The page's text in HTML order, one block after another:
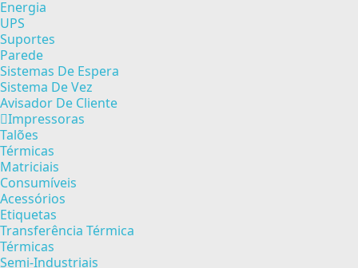
Energia
UPS
Suportes
Parede
Sistemas De Espera
Sistema De Vez
Avisador De Cliente
Impressoras
Talões
Térmicas
Matriciais
Consumíveis
Acessórios
Etiquetas
Transferência Térmica
Térmicas
Semi-Industriais